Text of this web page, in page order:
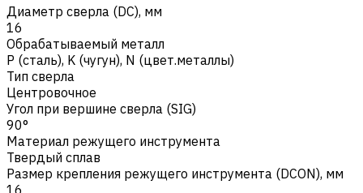
Диаметр сверла (DC), мм
16
Обрабатываемый металл
Р (сталь), K (чугун), N (цвет.металлы)
Тип сверла
Центровочное
Угол при вершине сверла (SIG)
90°
Материал режущего инструмента
Твердый сплав
Размер крепления режущего инструмента (DCON), мм
16